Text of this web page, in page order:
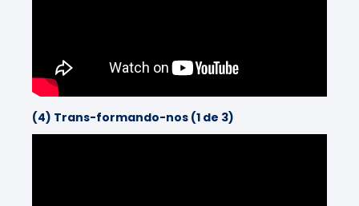
(4) Trans-formando-nos (1 de 3)